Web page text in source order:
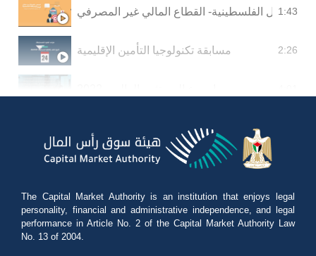
المال الفلسطينية- القطاع المالي غير المصرفي
1:43
مسابقة تكنولوجيا التأمين الإقليمية 2:26
فعاليات اسبوع المستثمر العالمي للعام 2022
تكنولوجيا التأمين
هيئة سوق رأس المال 2:08
للإستثمار في قطاع الأوراق - هيئة سوق رأس المال
The Capital Market Authority is an institution that enjoys legal
personality, financial and administrative independence, and legal
performance in Article No. 2 of the Capital Market Authority Law
No. 13 of 2004.